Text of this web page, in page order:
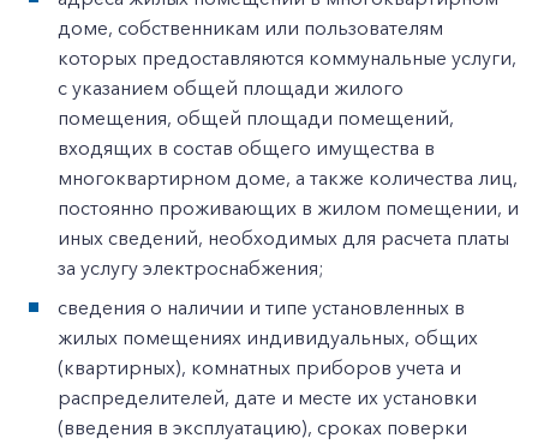
доме, собственникам или пользователям
которых предоставляются коммунальные услуги,
с указанием общей площади жилого
помещения, общей площади помещений,
входящих в состав общего имущества в
многоквартирном доме, а также количества лиц,
постоянно проживающих в жилом помещении, и
иных сведений, необходимых для расчета платы
за услугу электроснабжения;
сведения о наличии и типе установленных в
жилых помещениях индивидуальных, общих
(квартирных), комнатных приборов учета и
распределителей, дате и месте их установки
(введения в эксплуатацию), сроках поверки